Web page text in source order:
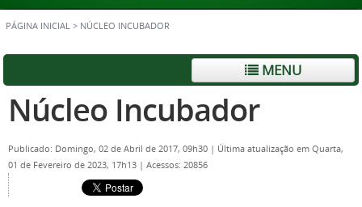
PÁGINA INICIAL > NÚCLEO INCUBADOR
MENU
Núcleo Incubador
Publicado: Domingo, 02 de Abril de 2017, 09h30 | Última atualização em Quarta,
01 de Fevereiro de 2023, 17h13 | Acessos: 20856